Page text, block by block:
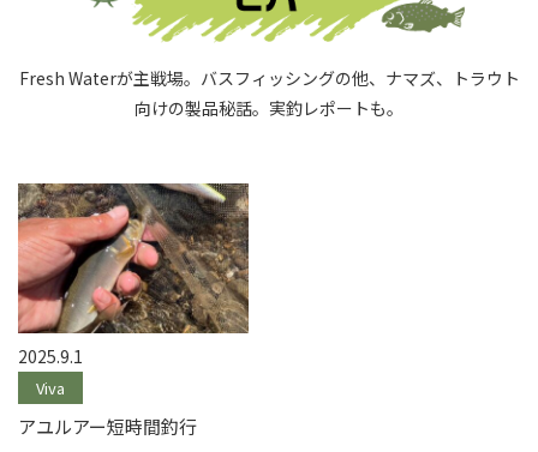
Fresh Waterが主戦場。バスフィッシングの他、ナマズ、トラウト
向けの製品秘話。実釣レポートも。
2025.9.1
Viva
アユルアー短時間釣行